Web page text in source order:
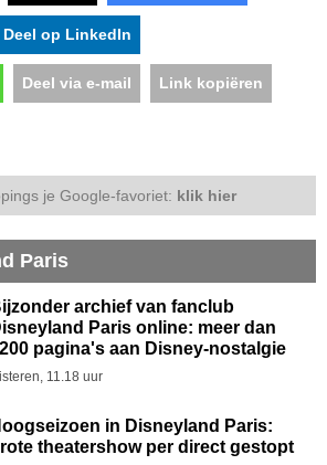
Deel op LinkedIn
Deel via e-mail Link kopiëren
je Google-favoriet: klik hier
Paris
archief van fanclub
Paris online: meer dan
pagina's aan Disney-nostalgie
11.18 uur
in Disneyland Paris:
theatershow per direct gestopt